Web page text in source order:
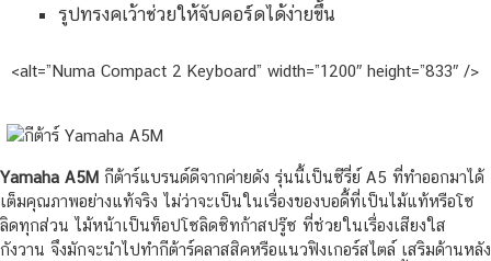
รูปทรงคเว้าช่วยให้จับคอร์ดได้ง่ายขึ้น
<alt=”Numa Compact 2 Keyboard” width=”1200″ height=”833″ />
Yamaha A5M กีต้าร์แบรนด์ดีจากค่ายดัง รุ่นนี้เป็นซีรี่ย์ A5 ที่ทำออกมาได้
เต็มคุณภาพอย่างแท้จริง ไม่ว่าจะเป็นในเรื่องของบอดี้ที่เป็นไม้แท้หรือโซ
ลิดทุกส่วน ไม้หน้าเป็นท็อปโซลิดซิทก้าสปรู๊ซ ที่ช่วยในเรื่องเสียงใส
กังวาน จึงมักจะนำไปทำกีต้าร์คลาสสิคหรือแนวฟิงเกอร์สไตล์ เสริมด้านหลัง